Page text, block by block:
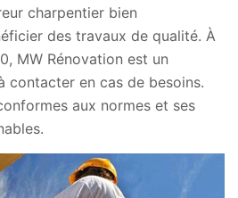
charpentier bien
des travaux de qualité. À
MW Rénovation est un
contacter en cas de besoins.
aux normes et ses